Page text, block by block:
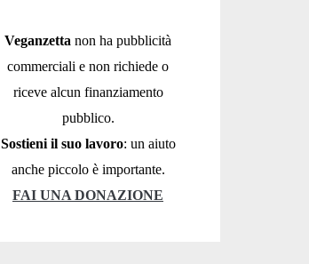
Veganzetta non ha pubblicità
commerciali e non richiede o
riceve alcun finanziamento
pubblico.
Sostieni il suo lavoro: un aiuto
anche piccolo è importante.
FAI UNA DONAZIONE